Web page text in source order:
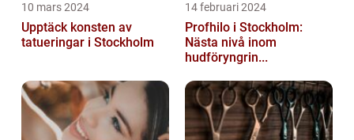
10 mars 2024
Upptäck konsten av
tatueringar i Stockholm
14 februari 2024
Profhilo i Stockholm:
Nästa nivå inom
hudföryngrin...